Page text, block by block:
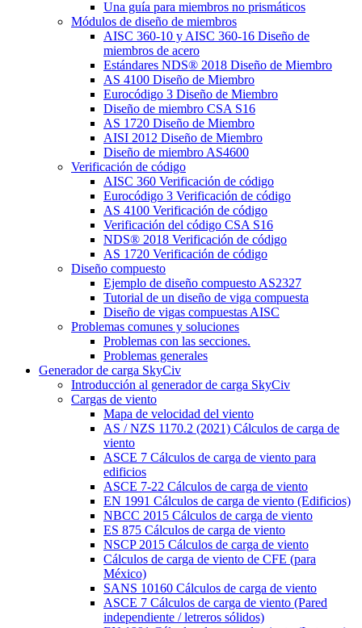
Una guía para miembros no prismáticos
Módulos de diseño de miembros
AISC 360-10 y AISC 360-16 Diseño de
miembros de acero
Estándares NDS® 2018 Diseño de Miembro
AS 4100 Diseño de Miembro
Eurocódigo 3 Diseño de Miembro
Diseño de miembro CSA S16
AS 1720 Diseño de Miembro
AISI 2012 Diseño de Miembro
Diseño de miembro AS4600
Verificación de código
AISC 360 Verificación de código
Eurocódigo 3 Verificación de código
AS 4100 Verificación de código
Verificación del código CSA S16
NDS® 2018 Verificación de código
AS 1720 Verificación de código
Diseño compuesto
Ejemplo de diseño compuesto AS2327
Tutorial de un diseño de viga compuesta
Diseño de vigas compuestas AISC
Problemas comunes y soluciones
Problemas con las secciones.
Problemas generales
Generador de carga SkyCiv
Introducción al generador de carga SkyCiv
Cargas de viento
Mapa de velocidad del viento
AS / NZS 1170.2 (2021) Cálculos de carga de
viento
ASCE 7 Cálculos de carga de viento para
edificios
ASCE 7-22 Cálculos de carga de viento
EN 1991 Cálculos de carga de viento (Edificios)
NBCC 2015 Cálculos de carga de viento
ES 875 Cálculos de carga de viento
NSCP 2015 Cálculos de carga de viento
Cálculos de carga de viento de CFE (para
México)
SANS 10160 Cálculos de carga de viento
ASCE 7 Cálculos de carga de viento (Pared
independiente / letreros sólidos)